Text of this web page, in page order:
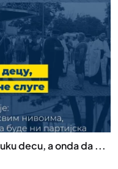
decu, a onda da ...